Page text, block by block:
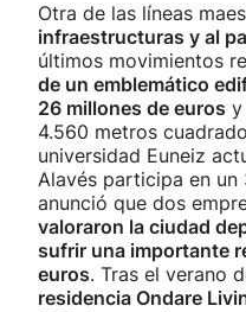
Otra de las líneas
infraestructuras y al
últimos movimientos
de un emblemático
26 millones de euros y
4.560 metros
universidad Euneiz
Alavés participa en un
anunció que dos
valoraron la ciudad
sufrir una importante
euros. Tras el verano
residencia Ondare